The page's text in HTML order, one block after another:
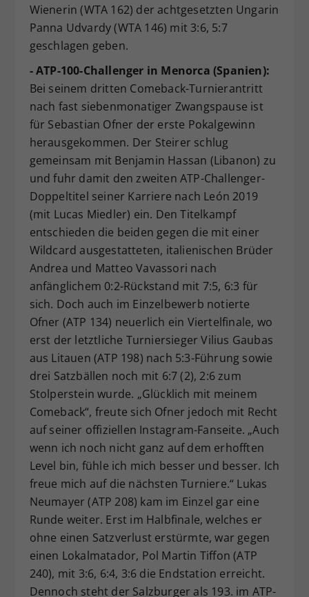
Wienerin (WTA 162) der achtgesetzten Ungarin
Panna Udvardy (WTA 146) mit 3:6, 5:7
geschlagen geben.
- ATP-100-Challenger in Menorca (Spanien):
Bei seinem dritten Comeback-Turnierantritt
nach fast siebenmonatiger Zwangspause ist
für Sebastian Ofner der erste Pokalgewinn
herausgekommen. Der Steirer schlug
gemeinsam mit Benjamin Hassan (Libanon) zu
und fuhr damit den zweiten ATP-Challenger-
Doppeltitel seiner Karriere nach León 2019
(mit Lucas Miedler) ein. Den Titelkampf
entschieden die beiden gegen die mit einer
Wildcard ausgestatteten, italienischen Brüder
Andrea und Matteo Vavassori nach
anfänglichem 0:2-Rückstand mit 7:5, 6:3 für
sich. Doch auch im Einzelbewerb notierte
Ofner (ATP 134) neuerlich ein Viertelfinale, wo
erst der letztliche Turniersieger Vilius Gaubas
aus Litauen (ATP 198) nach 5:3-Führung sowie
drei Satzbällen noch mit 6:7 (2), 2:6 zum
Stolperstein wurde. „Glücklich mit meinem
Comeback“, freute sich Ofner jedoch mit Recht
auf seiner offiziellen Instagram-Fanseite. „Auch
wenn ich noch nicht ganz auf dem erhofften
Level bin, fühle ich mich besser und besser. Ich
freue mich auf die nächsten Turniere.“ Lukas
Neumayer (ATP 208) kam im Einzel gar eine
Runde weiter. Erst im Halbfinale, welches er
ohne einen Satzverlust erstürmte, war gegen
einen Lokalmatador, Pol Martin Tiffon (ATP
240), mit 3:6, 6:4, 3:6 die Endstation erreicht.
Dennoch steht der Salzburger als 193. im ATP-